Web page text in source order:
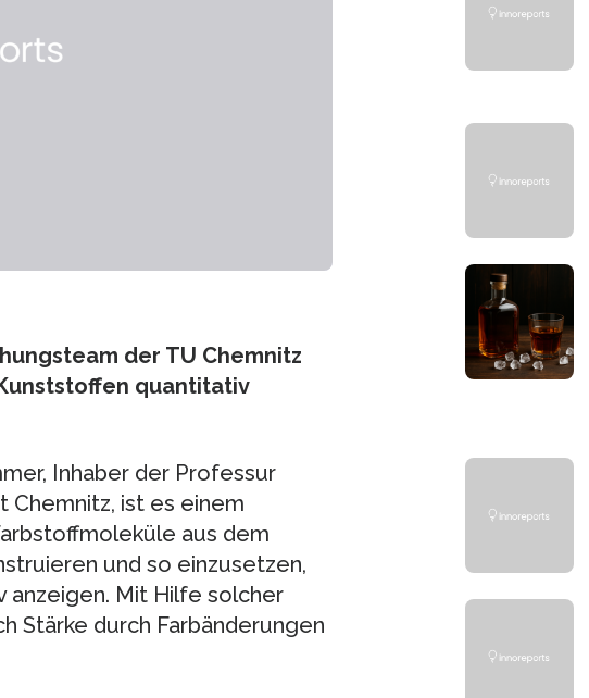
der TU Chemnitz
quantitativ
Inhaber der Professur
Chemnitz, ist es einem
aus dem
und so einzusetzen,
anzeigen. Mit Hilfe solcher
Stärke durch Farbänderungen